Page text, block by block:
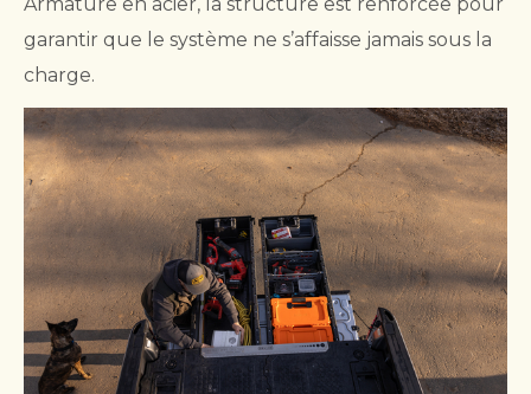
garantir que le système ne s’affaisse jamais sous la
charge.